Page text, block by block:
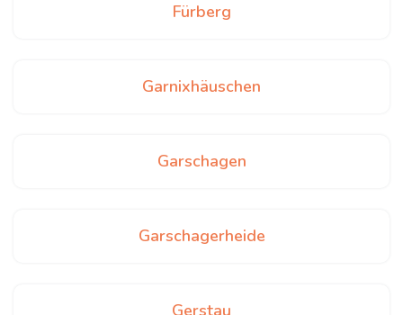
Fürberg
Garnixhäuschen
Garschagen
Garschagerheide
Gerstau